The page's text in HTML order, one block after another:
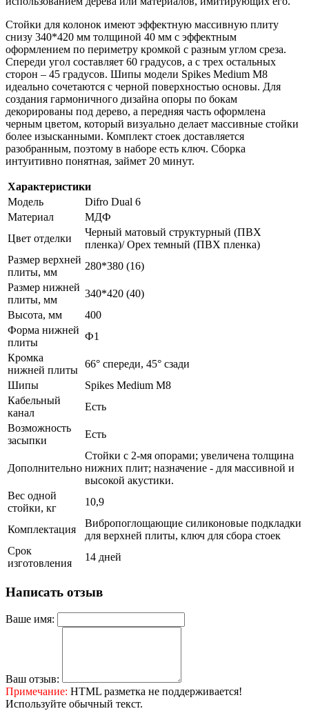
Стойки для колонок имеют эффектную массивную плиту
снизу 340*420 мм толщиной 40 мм с эффектным
оформлением по периметру кромкой с разным углом среза.
Спереди угол составляет 60 градусов, а с трех остальных
сторон – 45 градусов. Шипы модели Spikes Medium M8
идеально сочетаются с черной поверхностью основы. Для
создания гармоничного дизайна опоры по бокам
декорированы под дерево, а передняя часть оформлена
черным цветом, который визуально делает массивные стойки
более изысканными. Комплект стоек доставляется
разобранным, поэтому в наборе есть ключ. Сборка
интуитивно понятная, займет 20 минут.
Характеристики
Модель
Difro Dual 6
Материал
МДФ
Цвет отделки
Черный матовый структурный (ПВХ
пленка)/ Орех темный (ПВХ пленка)
Размер верхней
плиты, мм
280*380 (16)
Размер нижней
плиты, мм
340*420 (40)
Высота, мм
400
Форма нижней
плиты
Ф1
Кромка
нижней плиты
66° спереди, 45° сзади
Шипы
Spikes Medium M8
Кабельный
канал
Есть
Возможность
засыпки
Есть
Дополнительно
Стойки с 2-мя опорами; увеличена толщина
нижних плит; назначение - для массивной и
высокой акустики.
Вес одной
стойки, кг
10,9
Комплектация
Вибропоглощающие силиконовые подкладки
для верхней плиты, ключ для сбора стоек
Срок
изготовления
14 дней
Написать отзыв
Ваше имя:
Ваш отзыв:
Примечание: HTML разметка не поддерживается!
Используйте обычный текст.